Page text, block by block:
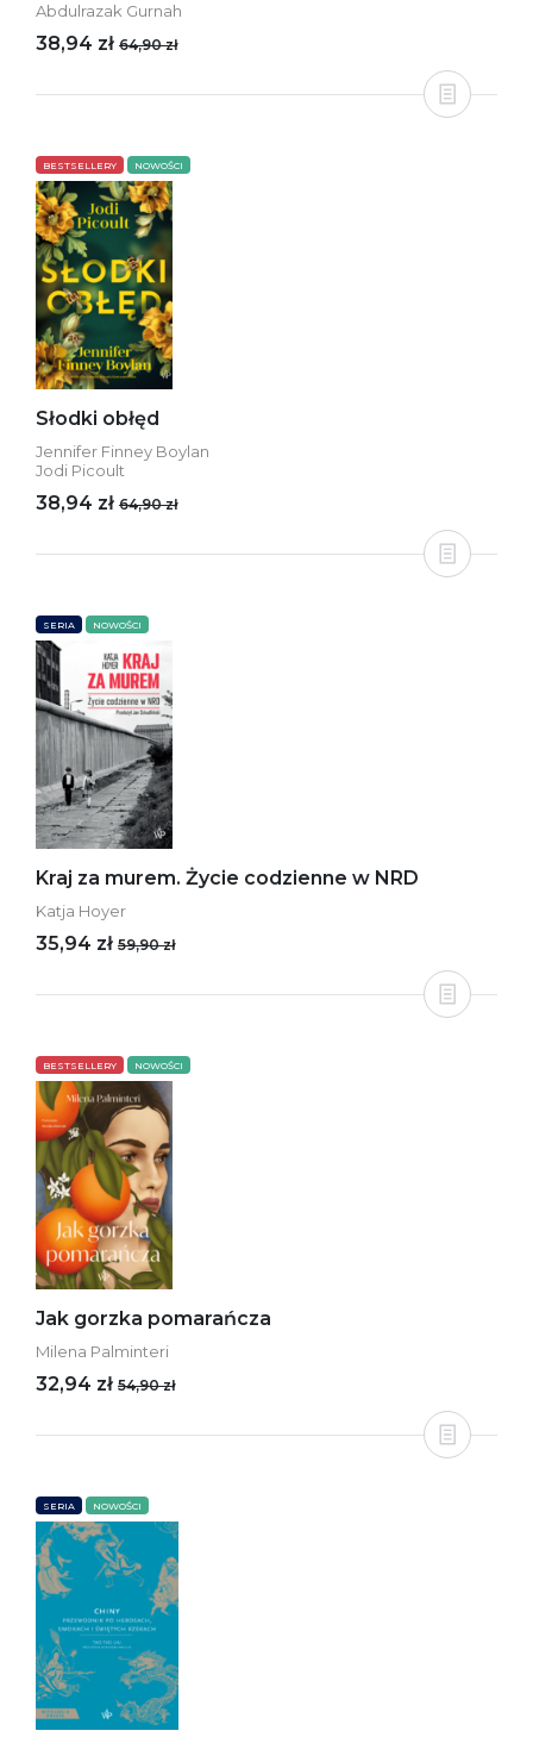
Abdulrazak Gurnah
38,94 zł 64,90 zł
BESTSELLERY NOWOŚCI
Słodki obłęd
Jennifer Finney Boylan
Jodi Picoult
38,94 zł 64,90 zł
SERIA NOWOŚCI
Kraj za murem. Życie codzienne w NRD
Katja Hoyer
35,94 zł 59,90 zł
BESTSELLERY NOWOŚCI
Jak gorzka pomarańcza
Milena Palminteri
32,94 zł 54,90 zł
SERIA NOWOŚCI